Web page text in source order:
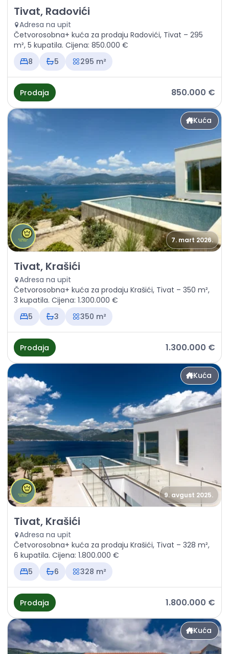
Prodaja - Kuća Tivat, Radovići
Tivat, Radovići
Adresa na upit
Četvorosobna+ kuća za prodaju Radovići, Tivat – 295
m², 5 kupatila. Cijena: 850.000 €
8
5 295 m²
Prodaja 850.000 €
Kuća
7. mart 2026.
Prodaja - Kuća Tivat, Krašići
Tivat, Krašići
Adresa na upit
Četvorosobna+ kuća za prodaju Krašići, Tivat – 350 m²,
3 kupatila. Cijena: 1.300.000 €
5
3 350 m²
Prodaja 1.300.000 €
Kuća
9. avgust 2025.
Prodaja - Kuća Tivat, Krašići
Tivat, Krašići
Adresa na upit
Četvorosobna+ kuća za prodaju Krašići, Tivat – 328 m²,
6 kupatila. Cijena: 1.800.000 €
5
6 328 m²
Prodaja 1.800.000 €
Kuća